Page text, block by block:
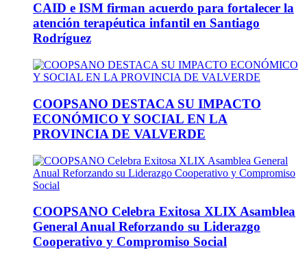
CAID e ISM firman acuerdo para fortalecer la
atención terapéutica infantil en Santiago
Rodríguez
COOPSANO DESTACA SU IMPACTO
ECONÓMICO Y SOCIAL EN LA
PROVINCIA DE VALVERDE
COOPSANO Celebra Exitosa XLIX Asamblea
General Anual Reforzando su Liderazgo
Cooperativo y Compromiso Social